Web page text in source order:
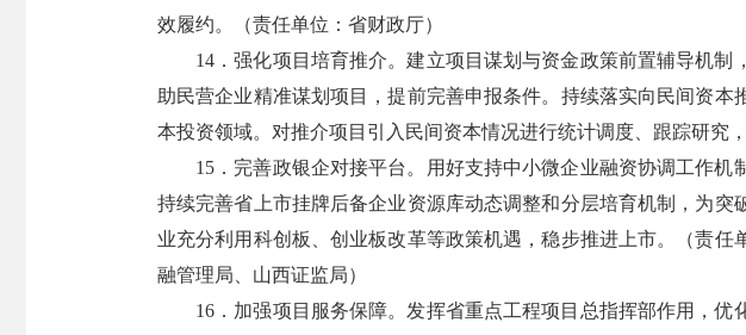
效履约。（责任单位：省财政厅）
14．强化项目培育推介。建立项目谋划与资金政策前置辅导机
助民营企业精准谋划项目，提前完善申报条件。持续落实向民间资
本投资领域。对推介项目引入民间资本情况进行统计调度、跟踪研究
15．完善政银企对接平台。用好支持中小微企业融资协调工作
持续完善省上市挂牌后备企业资源库动态调整和分层培育机制，为
业充分利用科创板、创业板改革等政策机遇，稳步推进上市。（责
融管理局、山西证监局）
16．加强项目服务保障。发挥省重点工程项目总指挥部作用，